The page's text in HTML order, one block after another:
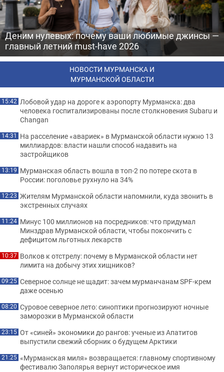
Деним нулевых: почему ваши любимые джинсы —
главный летний must-have 2026
НОВОСТИ МУРМАНСКА И
МУРМАНСКОЙ ОБЛАСТИ
15:42 Лобовой удар на дороге к аэропорту Мурманска: два
человека госпитализированы после столкновения Subaru и
Changan
14:31 На расселение «авариек» в Мурманской области нужно 13
миллиардов: власти нашли способ надавить на
застройщиков
13:19 Мурманская область вошла в топ-2 по потере скота в
России: поголовье рухнуло на 34%
12:23 Жителям Мурманской области напомнили, куда звонить в
экстренных случаях
11:24 Минус 100 миллионов на посредников: что придумал
Минздрав Мурманской области, чтобы покончить с
дефицитом льготных лекарств
10:37 Волков к отстрелу: почему в Мурманской области нет
лимита на добычу этих хищников?
09:25 Северное солнце не щадит: зачем мурманчанам SPF-крем
даже осенью
08:20 Суровое северное лето: синоптики прогнозируют ночные
заморозки в Мурманской области
23:15 От «синей» экономики до рангов: ученые из Апатитов
выпустили свежий сборник о будущем Арктики
21:25 «Мурманская миля» возвращается: главному спортивному
фестивалю Заполярья вернут историческое имя